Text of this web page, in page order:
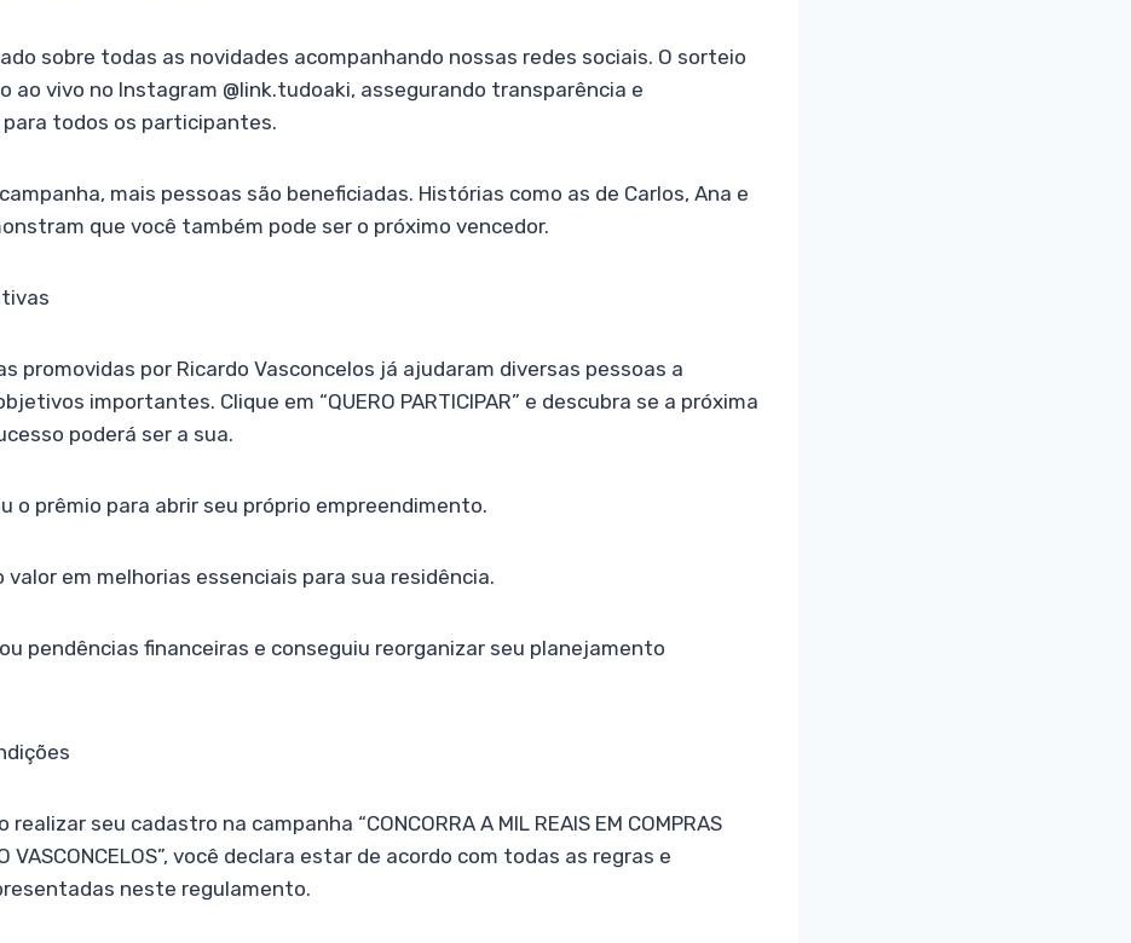
sobre todas as novidades acompanhando nossas redes sociais. O sorteio
ao vivo no Instagram @link.tudoaki, assegurando transparência e
todos os participantes.
mais pessoas são beneficiadas. Histórias como as de Carlos, Ana e
que você também pode ser o próximo vencedor.
promovidas por Ricardo Vasconcelos já ajudaram diversas pessoas a
importantes. Clique em “QUERO PARTICIPAR” e descubra se a próxima
poderá ser a sua.
o prêmio para abrir seu próprio empreendimento.
valor em melhorias essenciais para sua residência.
pendências financeiras e conseguiu reorganizar seu planejamento
seu cadastro na campanha “CONCORRA A MIL REAIS EM COMPRAS
VASCONCELOS”, você declara estar de acordo com todas as regras e
neste regulamento.